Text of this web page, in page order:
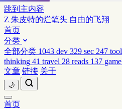
跳到主内容
Z 朱皮特的烂笔头 自由的飞翔
首页
分类
全部分类 1043 dev 329 sec 247 tool
thinking 41 travel 28 reads 137 game
文章 链接 关于
🌙
首页